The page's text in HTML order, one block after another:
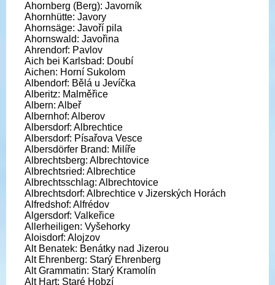
Ahornberg (Berg): Javorník
Ahornhütte: Javory
Ahornsäge: Javoří pila
Ahornswald: Javořina
Ahrendorf: Pavlov
Aich bei Karlsbad: Doubí
Aichen: Horní Sukolom
Albendorf: Bělá u Jevíčka
Alberitz: Malměřice
Albern: Albeř
Albernhof: Alberov
Albersdorf: Albrechtice
Albersdorf: Písařova Vesce
Albersdörfer Brand: Milíře
Albrechtsberg: Albrechtovice
Albrechtsried: Albrechtice
Albrechtsschlag: Albrechtovice
Albrechtsdorf: Albrechtice v Jizerských Horách
Alfredshof: Alfrédov
Algersdorf: Valkeřice
Allerheiligen: Vyšehorky
Aloisdorf: Alojzov
Alt Benatek: Benátky nad Jizerou
Alt Ehrenberg: Starý Ehrenberg
Alt Grammatin: Starý Kramolín
Alt Hart: Staré Hobzí